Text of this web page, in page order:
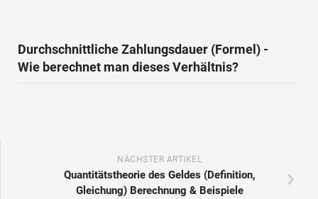
Durchschnittliche Zahlungsdauer (Formel) -
Wie berechnet man dieses Verhältnis?
NÄCHSTER ARTIKEL
Quantitätstheorie des Geldes (Definition,
Gleichung) Berechnung & Beispiele